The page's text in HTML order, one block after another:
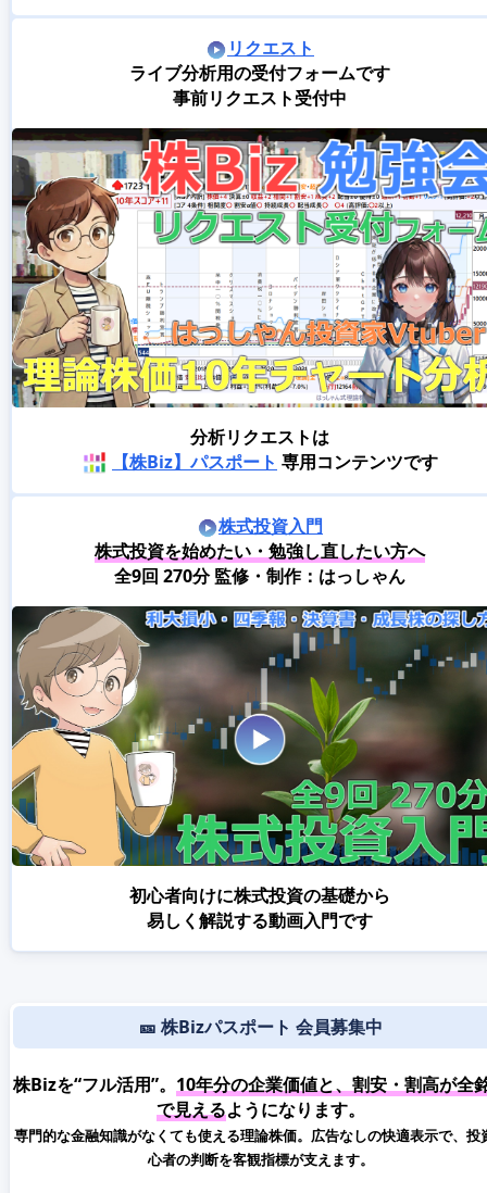
リクエスト
ライブ分析用の受付フォームです
事前リクエスト受付中
分析リクエストは
【株Biz】パスポート 専用コンテンツです
株式投資入門
株式投資を始めたい・勉強し直したい方へ
全9回 270分 監修・制作：はっしゃん
初心者向けに株式投資の基礎から
易しく解説する動画入門です
🎫 株Bizパスポート 会員募集中
株Bizを“フル活用”。 10年分の企業価値と、割安・割高が全
で見えるようになります。
専門的な金融知識がなくても使える理論株価。広告なしの快適表示で、投
心者の判断を客観指標が支えます。